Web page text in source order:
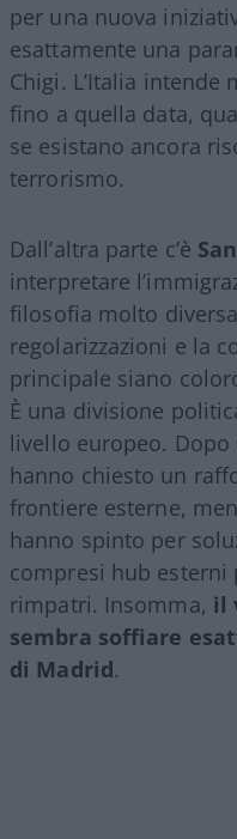
per una nuova
esattamente una
Chigi. L’Italia
fino a quella data,
se esistano ancora
terrorismo.
Dall’altra parte c’è
interpretare
filosofia molto
regolarizzazioni e la
principale siano
È una divisione
livello europeo. Dopo
hanno chiesto un
frontiere esterne,
hanno spinto per
compresi hub esterni
rimpatri. Insomma, il
sembra soffiare
di Madrid.